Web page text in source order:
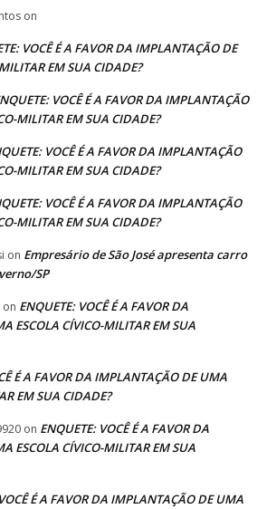
on
VOCÊ É A FAVOR DA IMPLANTAÇÃO DE
EM SUA CIDADE?
VOCÊ É A FAVOR DA IMPLANTAÇÃO
MILITAR EM SUA CIDADE?
VOCÊ É A FAVOR DA IMPLANTAÇÃO
MILITAR EM SUA CIDADE?
VOCÊ É A FAVOR DA IMPLANTAÇÃO
MILITAR EM SUA CIDADE?
on Empresário de São José apresenta carro
SP
on ENQUETE: VOCÊ É A FAVOR DA
ESCOLA CÍVICO-MILITAR EM SUA
É A FAVOR DA IMPLANTAÇÃO DE UMA
EM SUA CIDADE?
on ENQUETE: VOCÊ É A FAVOR DA
ESCOLA CÍVICO-MILITAR EM SUA
É A FAVOR DA IMPLANTAÇÃO DE UMA